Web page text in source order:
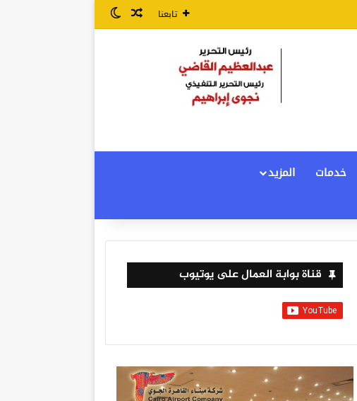
تابعنا مقال عشوائي
الوضع المظلم
خدمات
المزيد
قناة بوابة العمال على يوتيوب